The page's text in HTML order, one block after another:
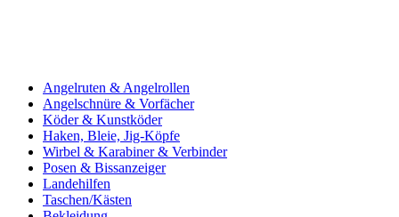
Angelruten & Angelrollen
Angelschnüre & Vorfächer
Köder & Kunstköder
Haken, Bleie, Jig-Köpfe
Wirbel & Karabiner & Verbinder
Posen & Bissanzeiger
Landehilfen
Taschen/Kästen